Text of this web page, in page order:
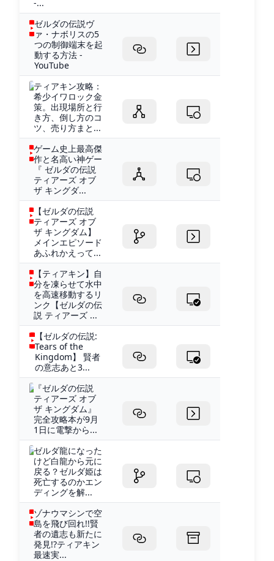
-...
ゼルダの伝説ヴ
ァ・ナボリスの5
つの制御端末を起
動する方法 -
YouTube
ティアキン攻略：
希少イワロック金
策。出現場所と行
き方、倒し方のコ
ツ、売り方まと...
ゲーム史上最高傑
作と名高い神ゲー
『 ゼルダの伝説
ティアーズ オブ
ザ キングダ...
【ゼルダの伝説
ティアーズ オブ
ザ キングダム】
メインエピソード
あふれかえって...
【ティアキン】自
分を凍らせて水中
を高速移動するリ
ンク【ゼルダの伝
説 ティアーズ ...
【ゼルダの伝説:
Tears of the
Kingdom】 賢者
の意志あと3...
『ゼルダの伝説
ティアーズ オブ
ザ キングダム』
完全攻略本が9月
1日に電撃から...
ゼルダ龍になった
けど白龍から元に
戻る？ゼルダ姫は
死亡するのかエン
ディングを解...
ゾナウマシンで空
島を飛び回れ!!賢
者の遺志も新たに
発見!?ティアキン
最速実...